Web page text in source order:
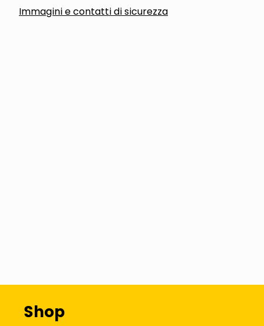
Immagini e contatti di sicurezza
Shop